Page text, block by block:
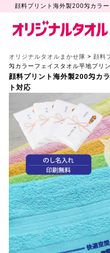
顔料プリント海外製200匁カラ
オリジナルタオルまかせ隊 > 顔料
匁カラーフェイスタオル平地プリ
顔料プリント海外製200匁カ
ト対応